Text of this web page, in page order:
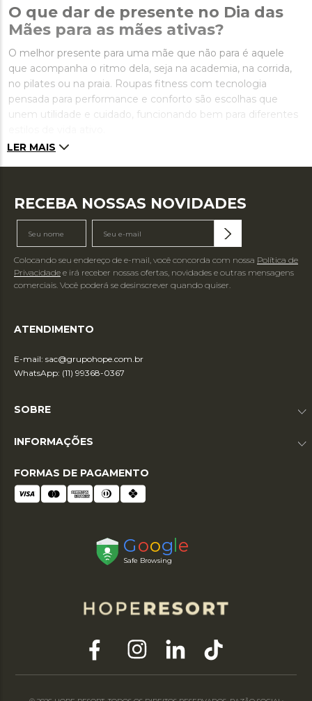
O que dar de presente no Dia das
Mães para as mães ativas?
O melhor presente para uma mãe que não para é aquele
que acompanha o ritmo dela, seja na academia, na corrida,
no pilates ou na praia. Roupas fitness com tecnologia
pensada para performance e conforto são escolhas que
unem utilidade e cuidado, funcionando bem para diferentes
LER MAIS
RECEBA NOSSAS NOVIDADES
Colocando seu endereço de e-mail, você concorda com nossa Política de
Privacidade e irá receber nossas ofertas, novidades e outras mensagens
comerciais. Você poderá se desinscrever quando quiser.
ATENDIMENTO
E-mail: sac@grupohope.com.br
WhatsApp: (11) 99368-0367
SOBRE
INFORMAÇÕES
FORMAS DE PAGAMENTO